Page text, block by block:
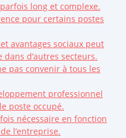
long et complexe.
pour certains postes
avantages sociaux peut
d’autres secteurs.
pas convenir à tous les
professionnel
poste occupé.
nécessaire en fonction
l’entreprise.